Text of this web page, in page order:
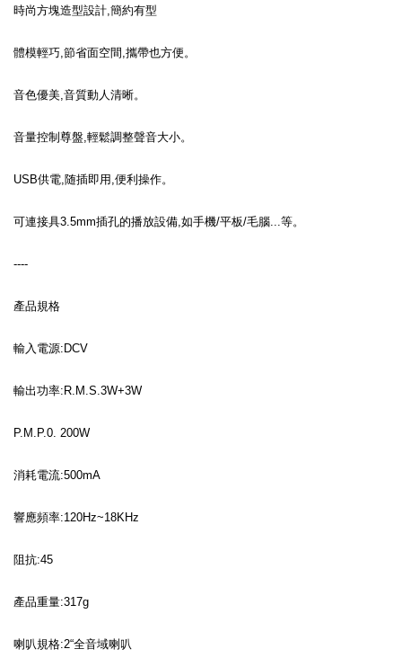
時尚方塊造型設計,簡約有型
體模輕巧,節省面空間,攜帶也方便。
音色優美,音質動人清晰。
音量控制尊盤,輕鬆調整聲音大小。
USB供電,随插即用,便利操作。
可連接具3.5mm插孔的播放設備,如手機/平板/毛腦...等。
----
產品規格
輸入電源:DCV
輸出功率:R.M.S.3W+3W
P.M.P.0. 200W
消耗電流:500mA
響應頻率:120Hz~18KHz
阻抗:45
產品重量:317g
喇叭規格:2“全音域喇叭